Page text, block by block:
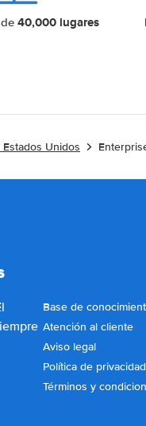
40,000 lugares
Unidos
Base de
Atención al cliente
Aviso legal
Política de privacidad
Términos y